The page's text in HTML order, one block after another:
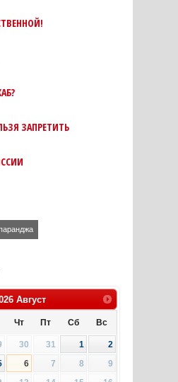
ЗАПРЕТИТЬ
Август
Чт Пт Сб Вс
30 31 1
2
6 7 8
9